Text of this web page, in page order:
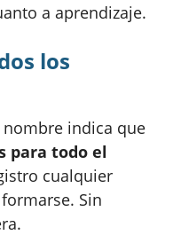
a aprendizaje.
los
nombre indica que
para todo el
cualquier
Sin